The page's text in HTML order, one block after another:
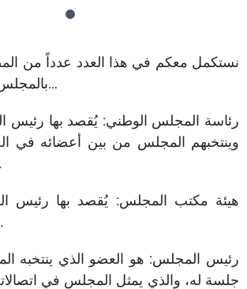
نستكمل معكم في هذا العدد عدداً من
بالمجلس الوطني الاتحادي…
وينتخبهم المجلس من بين أعضائه في
فصوله التشريعية.
والمراقبين الاثنين.
جلسة له، والذي يمثل المجلس في